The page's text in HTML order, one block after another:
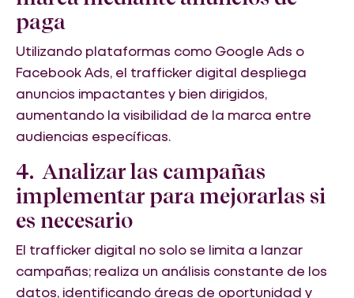
paga
Utilizando plataformas como Google Ads o
Facebook Ads, el trafficker digital despliega
anuncios impactantes y bien dirigidos,
aumentando la visibilidad de la marca entre
audiencias específicas.
4. Analizar las campañas
implementar para mejorarlas si
es necesario
El trafficker digital no solo se limita a lanzar
campañas; realiza un análisis constante de los
datos, identificando áreas de oportunidad y